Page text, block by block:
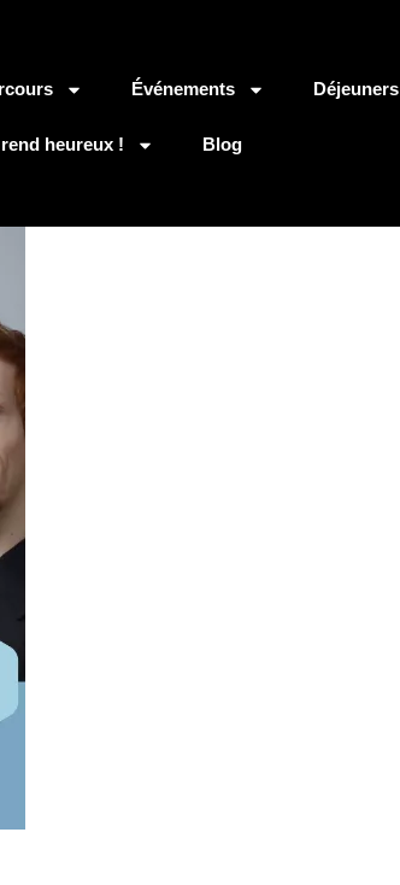
Événements Déjeuners
heureux !
Blog